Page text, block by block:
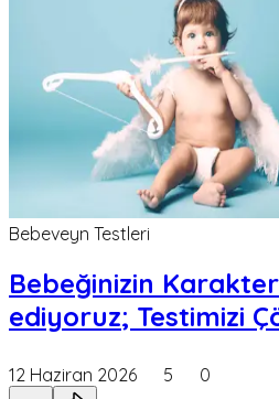
Bebeveyn Testleri
Bebeğinizin
ediyoruz; Testimizi
12 Haziran 2026 5 0